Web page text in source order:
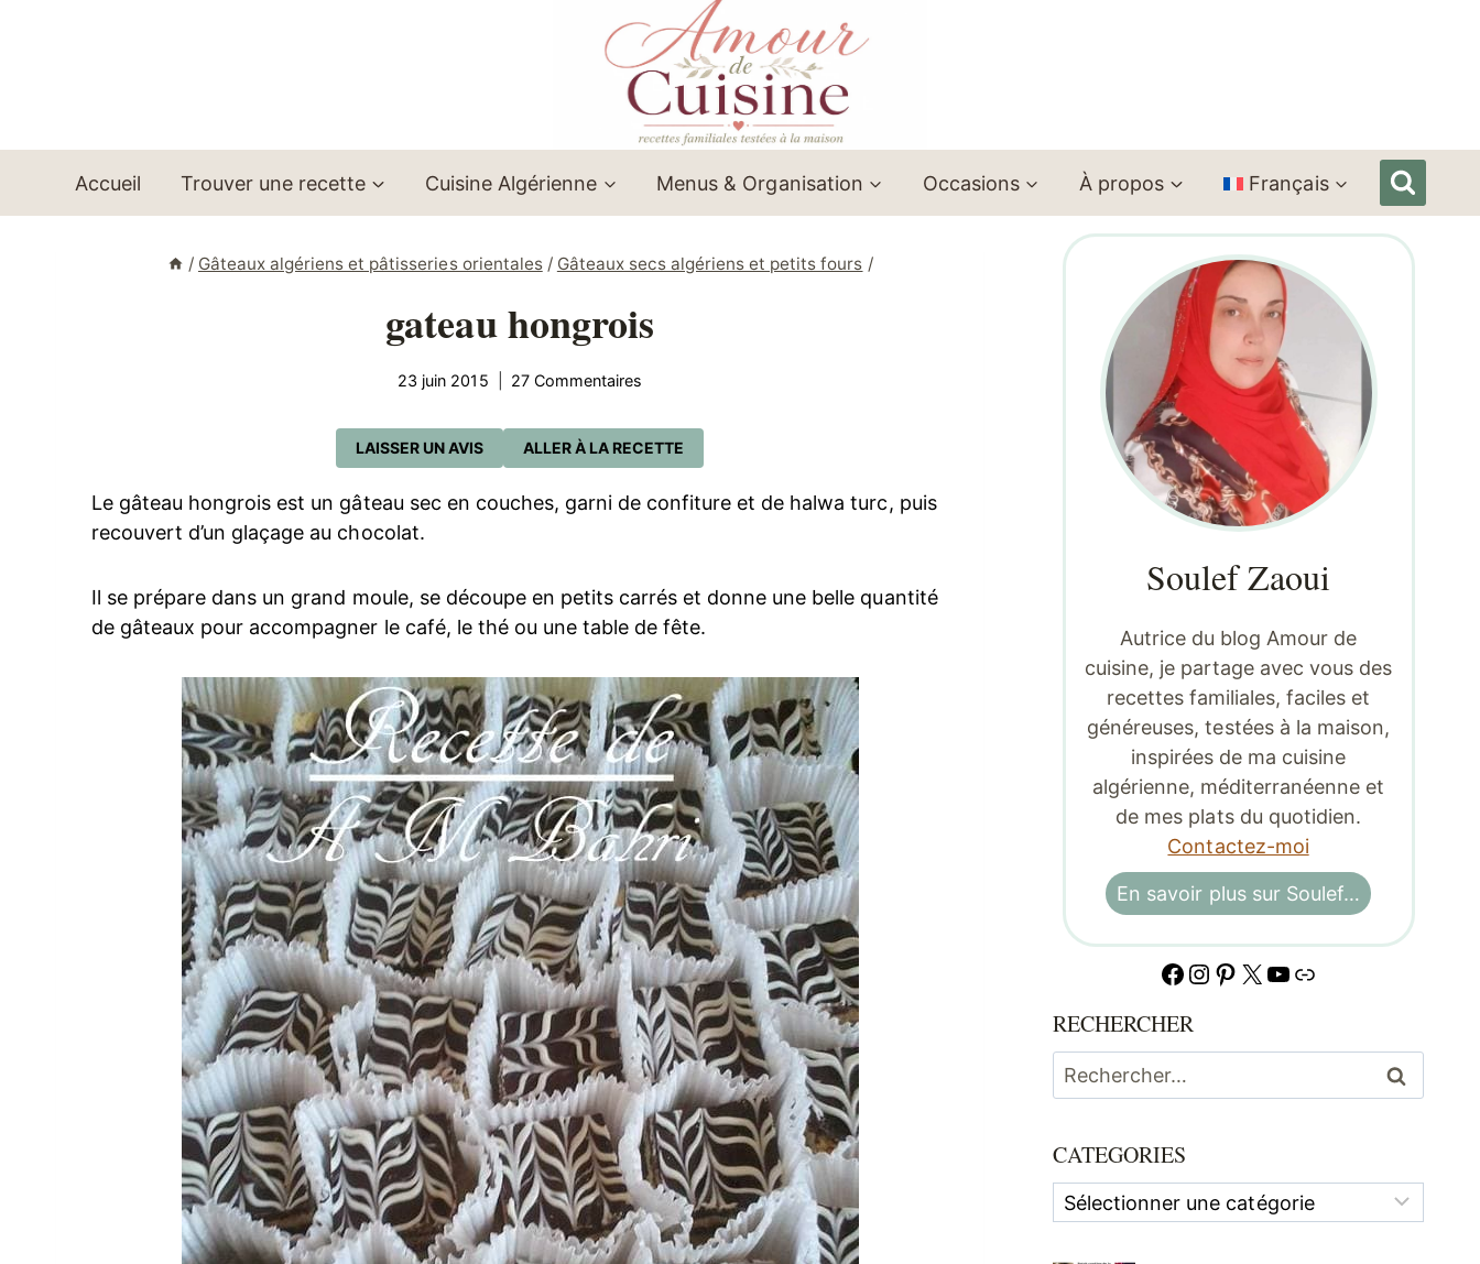
Accueil Trouver une recette Cuisine Algérienne Menus & Organisation Occasions À propos Français
/ Gâteaux algériens et pâtisseries orientales / Gâteaux secs algériens et petits fours /
gateau hongrois
23 juin 2015 27 Commentaires
ALLER À LA RECETTE
LAISSER UN AVIS
Le gâteau hongrois est un gâteau sec en couches, garni de confiture et de halwa turc, puis
recouvert d’un glaçage au chocolat.
Il se prépare dans un grand moule, se découpe en petits carrés et donne une belle quantité
de gâteaux pour accompagner le café, le thé ou une table de fête.
Soulef Zaoui
Autrice du blog Amour de
cuisine, je partage avec vous des
recettes familiales, faciles et
généreuses, testées à la maison,
inspirées de ma cuisine
algérienne, méditerranéenne et
de mes plats du quotidien.
Contactez-moi
En savoir plus sur Soulef…
Facebook
Instagram
Pinterest
X YouTube
Lien
RECHERCHER
Rechercher :
CATEGORIES
Categories